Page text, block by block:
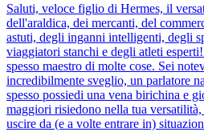
Saluti, veloce figlio di Hermes, il
dell'araldica, dei mercanti, del
astuti, degli inganni intelligenti, degli
viaggiatori stanchi e degli atleti
spesso maestro di molte cose. Sei
incredibilmente sveglio, un parlatore
spesso possiedi una vena birichina e
maggiori risiedono nella tua
uscire da (e a volte entrare in)